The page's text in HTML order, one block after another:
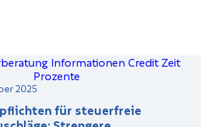
2025
für steuerfreie